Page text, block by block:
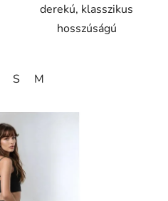
derekú, klasszikus
hosszúságú
S M